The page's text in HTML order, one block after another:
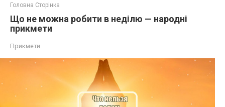
Головна Сторінка
Що не можна робити в неділю — народні
прикмети
Прикмети